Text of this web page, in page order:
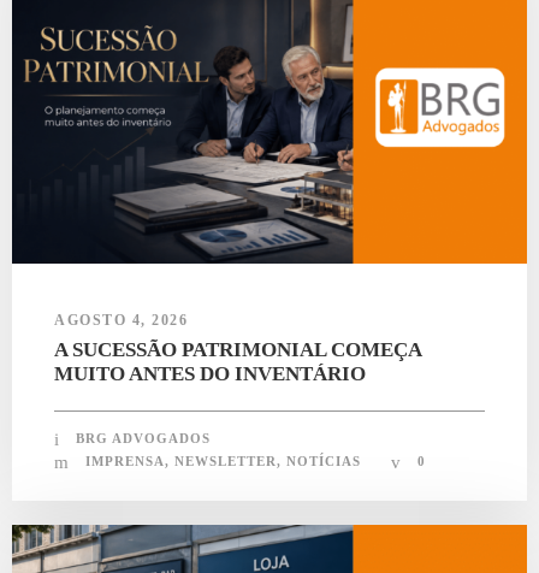
AGOSTO 4, 2026
A SUCESSÃO PATRIMONIAL COMEÇA
MUITO ANTES DO INVENTÁRIO
BRG ADVOGADOS
IMPRENSA, NEWSLETTER, NOTÍCIAS 0